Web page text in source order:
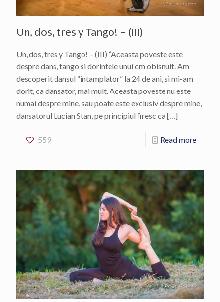
Un, dos, tres y Tango! – (III)
Un, dos, tres y Tango! – (III) “Aceasta poveste este
despre dans, tango si dorintele unui om obisnuit. Am
descoperit dansul “intamplator” la 24 de ani, si mi-am
dorit, ca dansator, mai mult. Aceasta poveste nu este
numai despre mine, sau poate este exclusiv despre mine,
dansatorul Lucian Stan, pe principiul firesc ca […]
559 Read more